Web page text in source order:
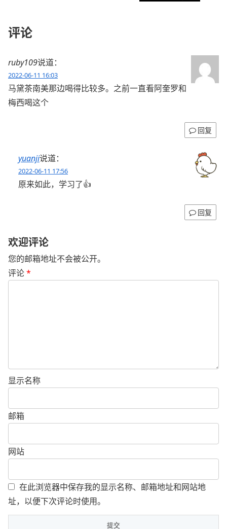
评论
ruby109说道：
2022-06-11 16:03
马黛茶南美那边喝得比较多。之前一直看阿奎罗和
梅西喝这个
回复
yuanji说道：
2022-06-11 17:56
原来如此，学习了👍
回复
欢迎评论
您的邮箱地址不会被公开。
评论*
显示名称
邮箱
网站
在此浏览器中保存我的显示名称、邮箱地址和网站地
址，以便下次评论时使用。